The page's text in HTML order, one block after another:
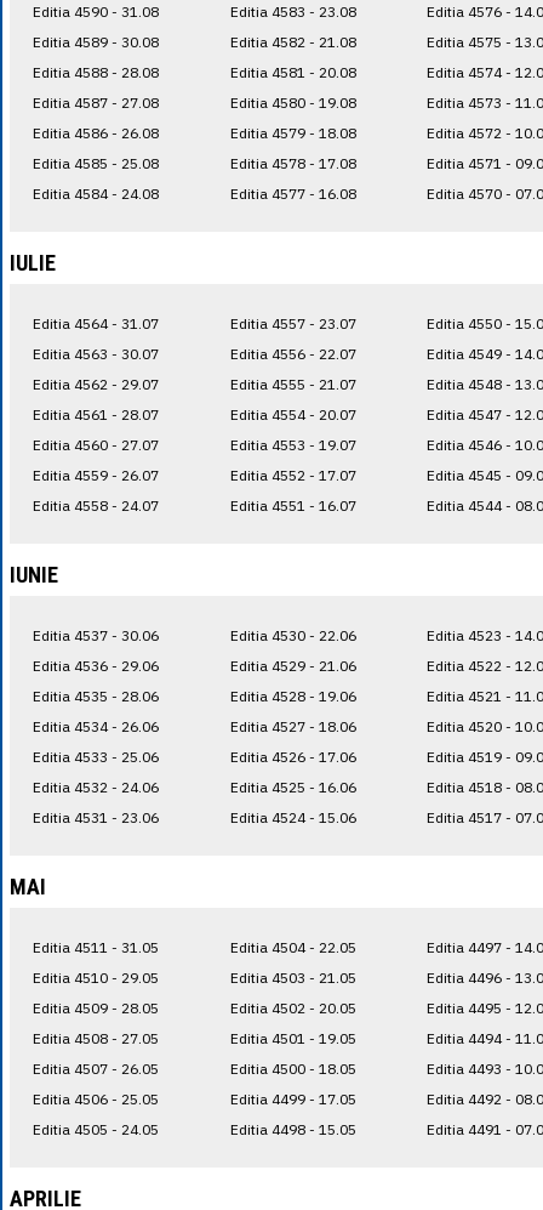
Editia 4590 - 31.08
Editia 4589 - 30.08
Editia 4588 - 28.08
Editia 4587 - 27.08
Editia 4586 - 26.08
Editia 4585 - 25.08
Editia 4584 - 24.08
Editia 4583 - 23.08
Editia 4582 - 21.08
Editia 4581 - 20.08
Editia 4580 - 19.08
Editia 4579 - 18.08
Editia 4578 - 17.08
Editia 4577 - 16.08
Editia 4576 -
Editia 4575 -
Editia 4574 -
Editia 4573 -
Editia 4572 -
Editia 4571 -
Editia 4570 -
IULIE
Editia 4564 - 31.07
Editia 4563 - 30.07
Editia 4562 - 29.07
Editia 4561 - 28.07
Editia 4560 - 27.07
Editia 4559 - 26.07
Editia 4558 - 24.07
Editia 4557 - 23.07
Editia 4556 - 22.07
Editia 4555 - 21.07
Editia 4554 - 20.07
Editia 4553 - 19.07
Editia 4552 - 17.07
Editia 4551 - 16.07
Editia 4550 -
Editia 4549 -
Editia 4548 -
Editia 4547 -
Editia 4546 -
Editia 4545 -
Editia 4544 -
IUNIE
Editia 4537 - 30.06
Editia 4536 - 29.06
Editia 4535 - 28.06
Editia 4534 - 26.06
Editia 4533 - 25.06
Editia 4532 - 24.06
Editia 4531 - 23.06
Editia 4530 - 22.06
Editia 4529 - 21.06
Editia 4528 - 19.06
Editia 4527 - 18.06
Editia 4526 - 17.06
Editia 4525 - 16.06
Editia 4524 - 15.06
Editia 4523 -
Editia 4522 -
Editia 4521 -
Editia 4520 -
Editia 4519 -
Editia 4518 -
Editia 4517 -
MAI
Editia 4511 - 31.05
Editia 4510 - 29.05
Editia 4509 - 28.05
Editia 4508 - 27.05
Editia 4507 - 26.05
Editia 4506 - 25.05
Editia 4505 - 24.05
Editia 4504 - 22.05
Editia 4503 - 21.05
Editia 4502 - 20.05
Editia 4501 - 19.05
Editia 4500 - 18.05
Editia 4499 - 17.05
Editia 4498 - 15.05
Editia 4497 -
Editia 4496 -
Editia 4495 -
Editia 4494 -
Editia 4493 -
Editia 4492 -
Editia 4491 -
APRILIE